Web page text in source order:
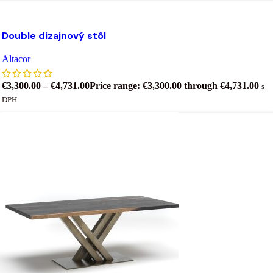
na stránke produktu.
Double dizajnový stôl
Altacor
€3,300.00 – €4,731.00Price range: €3,300.00 through €4,731.00 s
DPH